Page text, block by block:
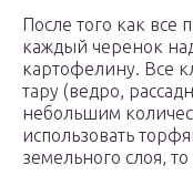
После того как все
каждый черенок
картофелину. Все
тару (ведро,
небольшим
использовать
земельного слоя,